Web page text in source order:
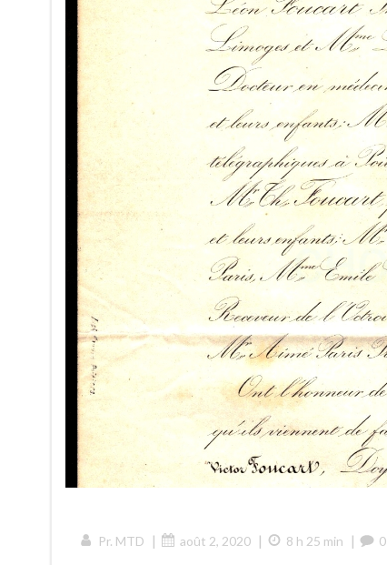
Pr. MTD | août 2, 2020 | 8 h 25 min | 0